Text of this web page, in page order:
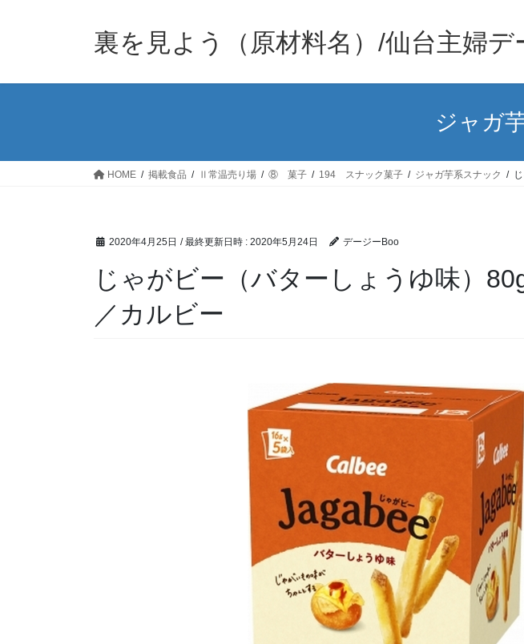
裏を見よう（原材料名）/仙台主婦
ジャガ
HOME 掲載食品 Ⅱ常温売り場 ⑧ 菓子 194 スナック菓子 ジャガ芋系スナック
2020年4月25日 / 最終更新日時 : 2020年5月24日 デージーBoo
じゃがビー（バターしょうゆ味）
／カルビー